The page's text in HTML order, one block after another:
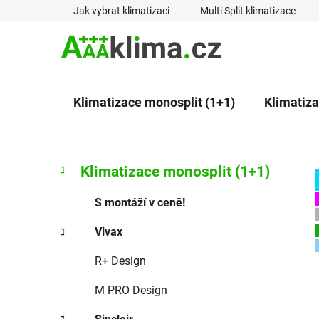
Jak vybrat klimatizaci Multi Split klimatizace
Klimatizace monosplit (1+1)
P
r
í
kategorie
K
a
g
o
Klimatizace monosplit (1+1)
S montáží v ceně!
Vivax
R+ Design
M PRO Design